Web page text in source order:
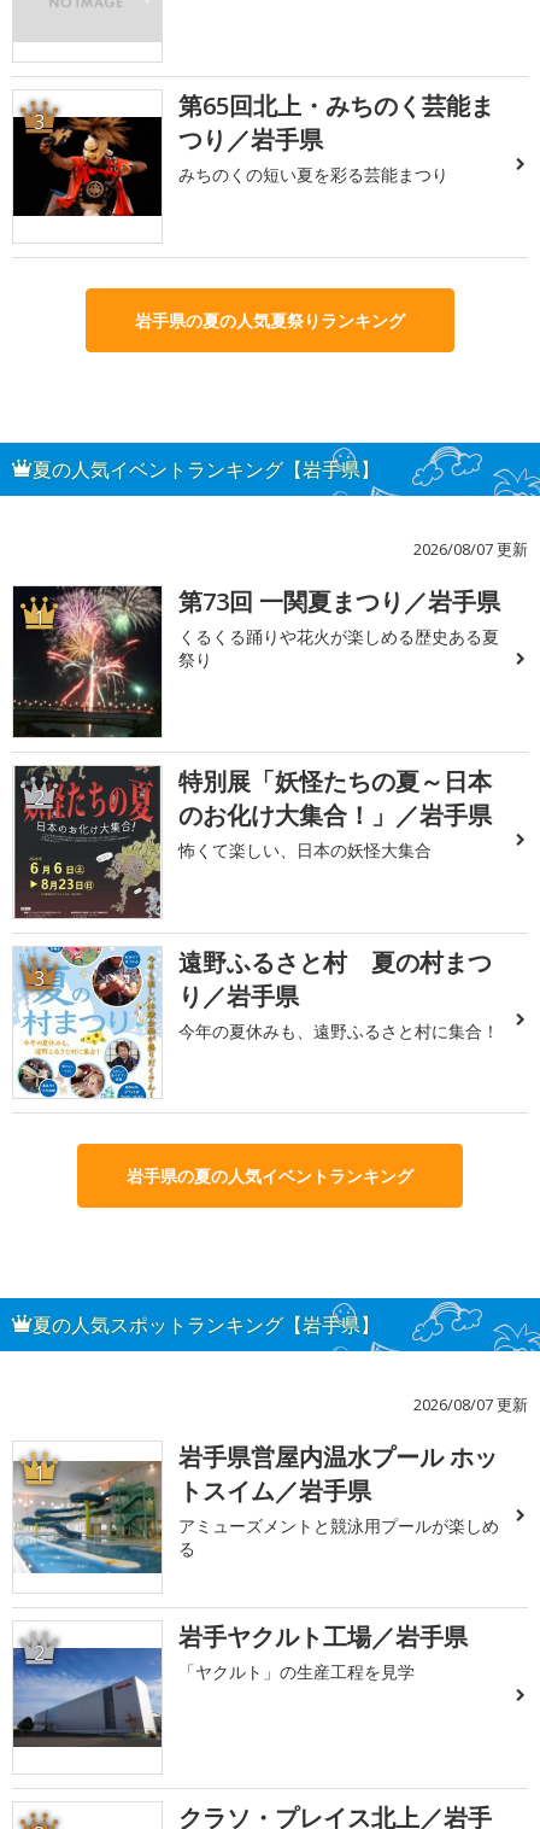
3
第65回北上・みちのく芸能ま
つり／岩手県
みちのくの短い夏を彩る芸能まつり
岩手県の夏の人気夏祭りランキング
夏の人気イベントランキング【岩手県】
2026/08/07 更新
1 第73回 一関夏まつり／岩手県
くるくる踊りや花火が楽しめる歴史ある夏
祭り
2
特別展「妖怪たちの夏～日本
のお化け大集合！」／岩手県
怖くて楽しい、日本の妖怪大集合
3
遠野ふるさと村 夏の村まつ
り／岩手県
今年の夏休みも、遠野ふるさと村に集合！
岩手県の夏の人気イベントランキング
夏の人気スポットランキング【岩手県】
2026/08/07 更新
1
岩手県営屋内温水プール ホッ
トスイム／岩手県
アミューズメントと競泳用プールが楽しめ
る
2 岩手ヤクルト工場／岩手県
「ヤクルト」の生産工程を見学
クラソ・プレイス北上／岩手